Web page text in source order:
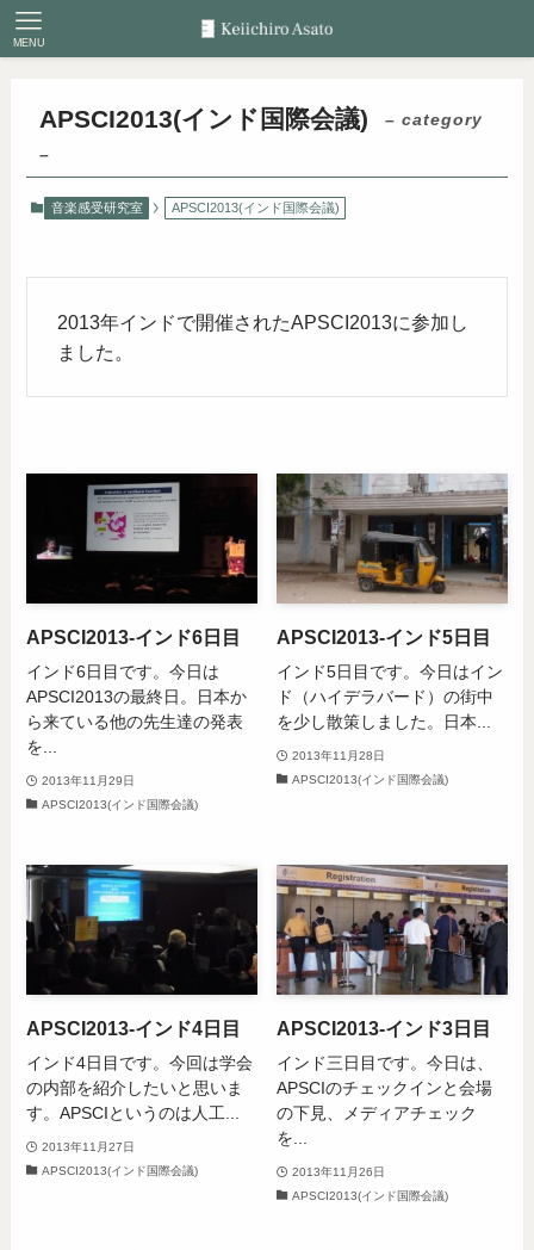
MENU
APSCI2013(インド国際会議)
– category
–
音楽感受研究室 APSCI2013(インド国際会議)
2013年インドで開催されたAPSCI2013に参加し
ました。
APSCI2013-インド6日目
インド6日目です。今日は
APSCI2013の最終日。日本か
ら来ている他の先生達の発表
を...
2013年11月29日
APSCI2013(インド国際会議)
APSCI2013-インド5日目
インド5日目です。今日はイン
ド（ハイデラバード）の街中
を少し散策しました。日本...
2013年11月28日
APSCI2013(インド国際会議)
APSCI2013-インド4日目
インド4日目です。今回は学会
の内部を紹介したいと思いま
す。APSCIというのは人工...
2013年11月27日
APSCI2013(インド国際会議)
APSCI2013-インド3日目
インド三日目です。今日は、
APSCIのチェックインと会場
の下見、メディアチェック
を...
2013年11月26日
APSCI2013(インド国際会議)